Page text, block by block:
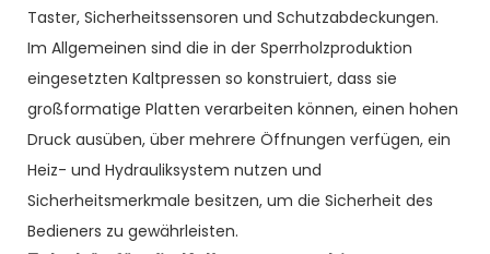
Taster, Sicherheitssensoren und Schutzabdeckungen.
Im Allgemeinen sind die in der Sperrholzproduktion
eingesetzten Kaltpressen so konstruiert, dass sie
großformatige Platten verarbeiten können, einen hohen
Druck ausüben, über mehrere Öffnungen verfügen, ein
Heiz- und Hydrauliksystem nutzen und
Sicherheitsmerkmale besitzen, um die Sicherheit des
Bedieners zu gewährleisten.